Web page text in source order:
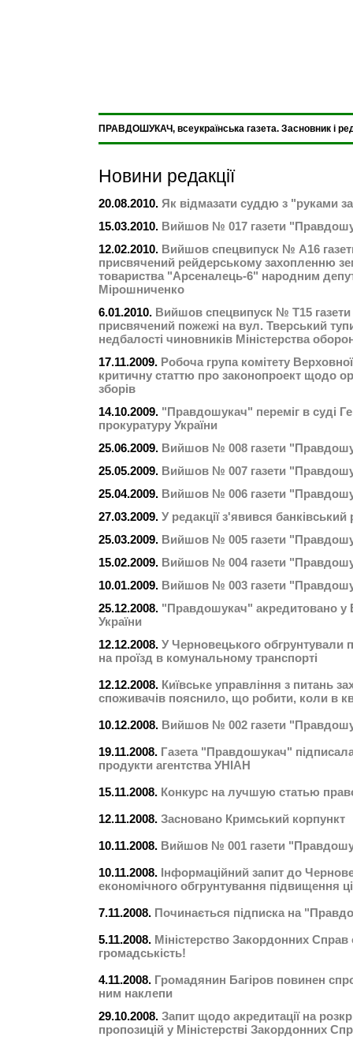
ПРАВДОШУКАЧ, всеукраїнська газета. Засновник і
Новини редакції
20.08.2010. Як відмазати суддю з "руками
15.03.2010. Вийшов № 017 газети
12.02.2010. Вийшов спецвипуск № А16
присвячений рейдерському захопленню
товариства "Арсеналець-6" народним
Мірошниченко
6.01.2010. Вийшов спецвипуск № Т15
присвячений пожежі на вул. Тверський
недбалості чиновників Міністерства
17.11.2009. Робоча група комітету
критичну статтю про законопроект щодо
зборів
14.10.2009. "Правдошукач" переміг в суді
прокуратуру України
25.06.2009. Вийшов № 008 газети
25.05.2009. Вийшов № 007 газети
25.04.2009. Вийшов № 006 газети
27.03.2009. У редакції з'явився банківський
25.03.2009. Вийшов № 005 газети
15.02.2009. Вийшов № 004 газети
10.01.2009. Вийшов № 003 газети
25.12.2008. "Правдошукач" акредитовано у
України
12.12.2008. У Черновецького обгрунтували
на проїзд в комунальному транспорті
12.12.2008. Київське управління з питань
споживачів пояснило, що робити, коли в
10.12.2008. Вийшов № 002 газети
19.11.2008. Газета "Правдошукач"
продукти агентства УНІАН
15.11.2008. Конкурс на лучшую статью
12.11.2008. Засновано Кримський корпункт
10.11.2008. Вийшов № 001 газети
10.11.2008. Інформаційний запит до
економічного обгрунтування підвищення
7.11.2008. Починається підписка на
5.11.2008. Міністерство Закордонних
громадськість!
4.11.2008. Громадянин Багіров повинен
ним наклепи
29.10.2008. Запит щодо акредитації на
пропозицій у Міністерстві Закордонних